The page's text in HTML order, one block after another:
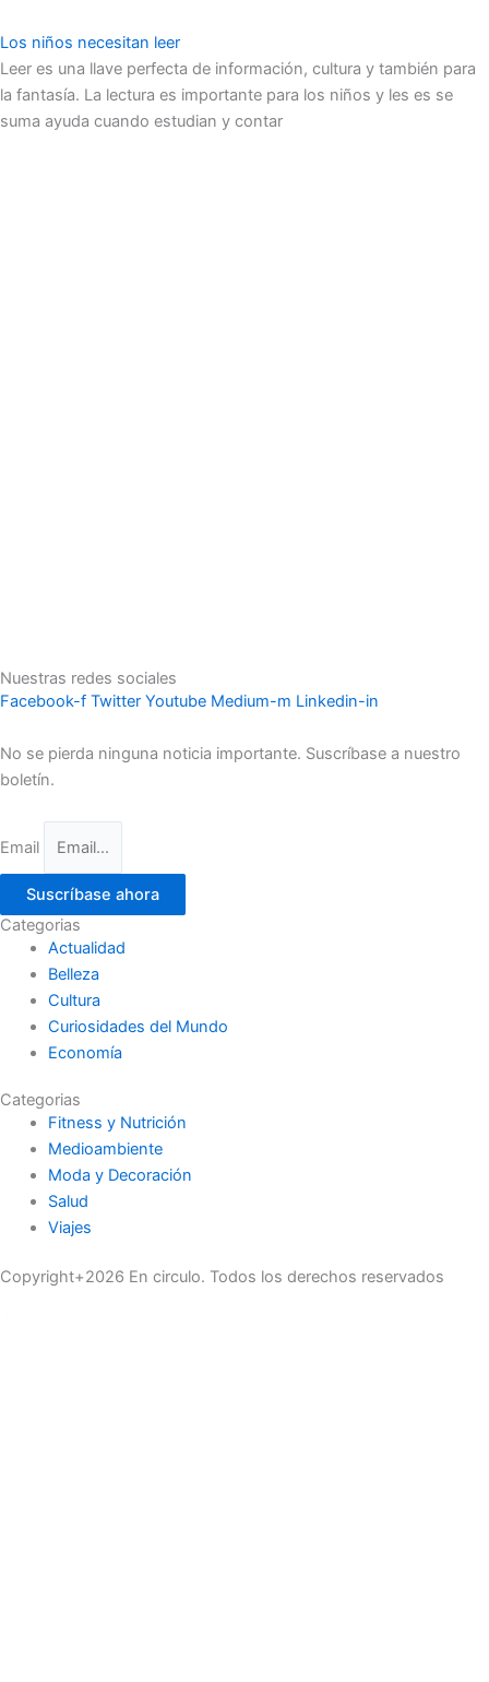
Los niños necesitan leer
Leer es una llave perfecta de información, cultura y también para
la fantasía. La lectura es importante para los niños y les es se
suma ayuda cuando estudian y contar
Nuestras redes sociales
Facebook-f Twitter Youtube Medium-m Linkedin-in
No se pierda ninguna noticia importante. Suscríbase a nuestro
boletín.
Email
Suscríbase ahora
Categorias
Actualidad
Belleza
Cultura
Curiosidades del Mundo
Economía
Categorias
Fitness y Nutrición
Medioambiente
Moda y Decoración
Salud
Viajes
Copyright+2026 En circulo. Todos los derechos reservados